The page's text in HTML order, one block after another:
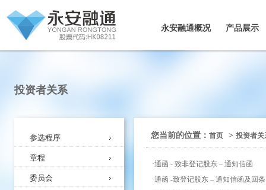
永安融通概况 产品展示
投资者关系
参选程序
章程
委员会
您当前的位置： 首页 > 投资者关
·通函 - 致非登记股东 – 通知信函
·通函 -致登记股东 – 通知信函及回条